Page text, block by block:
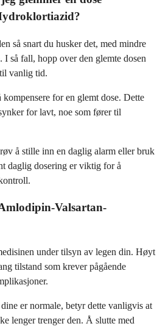
så snart du husker det, med mindre
I så fall, hopp over den glemte dosen
vanlig tid.
for en glemt dose. Dette
for lavt, noe som fører til
å stille inn en daglig alarm eller bruk
daglig dosering er viktig for å
Valsartan-
under tilsyn av legen din. Høyt
tilstand som krever pågående
er normale, betyr dette vanligvis at
lenger trenger den. Å slutte med